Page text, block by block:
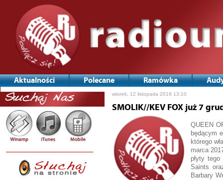
Aktualności Polecane Ramówka
Słuchaj Nas wtorek, 12 listopada 2019 13:10
SMOLIK//KEV FOX już 7
QUEEN
będącym
którego
marca
płyty
Saints
Barbary